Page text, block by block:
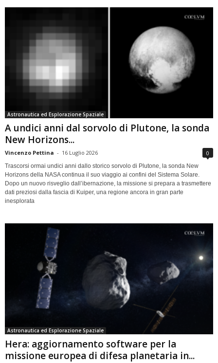
Astronautica ed Esplorazione Spaziale
A undici anni dal sorvolo di Plutone, la sonda
New Horizons...
Vincenzo Pettina - 16 Luglio 2026 0
Trascorsi ormai undici anni dallo storico sorvolo di Plutone, la sonda New
Horizons della NASA continua il suo viaggio ai confini del Sistema Solare.
Dopo un nuovo risveglio dall’ibernazione, la missione si prepara a trasmettere
dati preziosi dalla fascia di Kuiper, una regione ancora in gran parte
inesplorata
Astronautica ed Esplorazione Spaziale
Hera: aggiornamento software per la
missione europea di difesa planetaria in...